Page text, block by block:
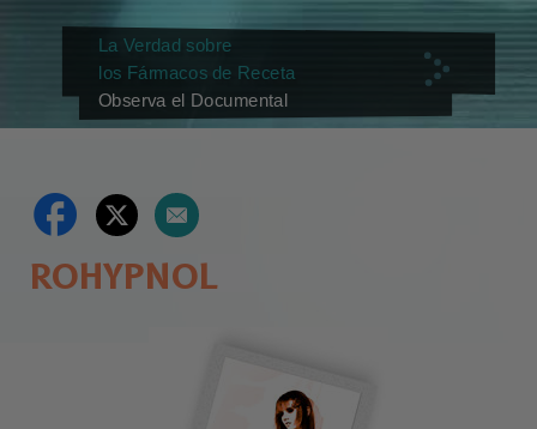
La Verdad sobre
los Fármacos de Receta
Observa el Documental
ROHYPNOL